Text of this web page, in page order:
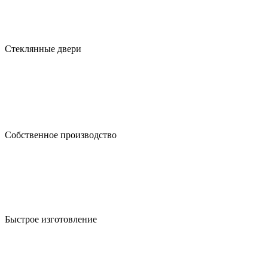
Стеклянные двери
Собственное производство
Быстрое изготовление